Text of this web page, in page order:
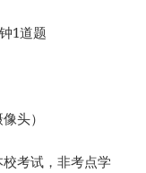
1道题
头）
考试，非考点学